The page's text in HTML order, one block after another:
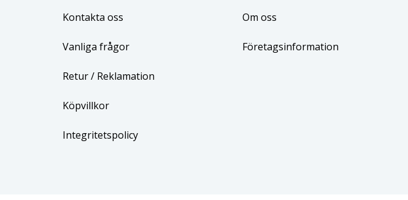
Kontakta oss
Vanliga frågor
Retur/ Reklamation
Köpvillkor
Integritetspolicy
Om oss
Företagsinformation